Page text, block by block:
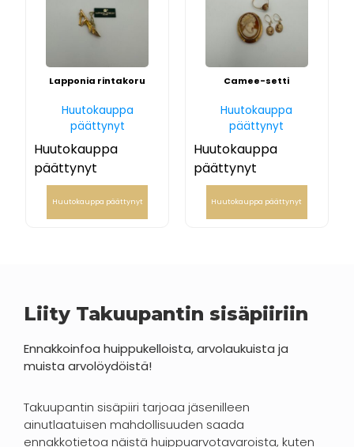
Lapponia rintakoru
Huutokauppa
päättynyt
Huutokauppa
päättynyt
Huutokauppa päättynyt
Camee-setti
Huutokauppa
päättynyt
Huutokauppa
päättynyt
Huutokauppa päättynyt
Liity Takuupantin sisäpiiriin
Ennakkoinfoa huippukelloista, arvolaukuista ja
muista arvolöydöistä!
Takuupantin sisäpiiri tarjoaa jäsenilleen
ainutlaatuisen mahdollisuuden saada
ennakkotietoa näistä huippuarvotavaroista, kuten